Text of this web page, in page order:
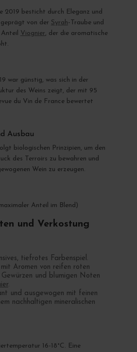
2019 besticht durch Eleganz und
von der Syrah-Traube und
Viognier, der die aromatische
war günstig, was sich in der
des Weins zeigt, der mit 95
du Vin de France bewertet
Ausbau
biologischen Prinzipien, um den
des Terroirs zu bewahren und
Wein zu erzeugen.
Anteil im Blend)
und Verkostung
tiefrotes Farbenspiel.
mit Aromen von reifen roten
Gewürzen und blumigen Noten
.
und ausgewogen mit feinen
nachhaltigen mineralischen
16-18°C. Eine